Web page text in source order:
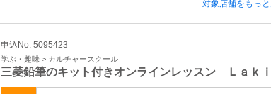
対象店舗をもっ
申込No. 5095423
学ぶ・趣味 > カルチャースクール
三菱鉛筆のキット付きオンラインレッスン Ｌａｋｉ